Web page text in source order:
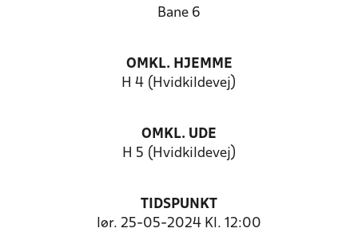
Bane 6
OMKL. HJEMME
H 4 (Hvidkildevej)
OMKL. UDE
H 5 (Hvidkildevej)
TIDSPUNKT
lør. 25-05-2024 Kl. 12:00